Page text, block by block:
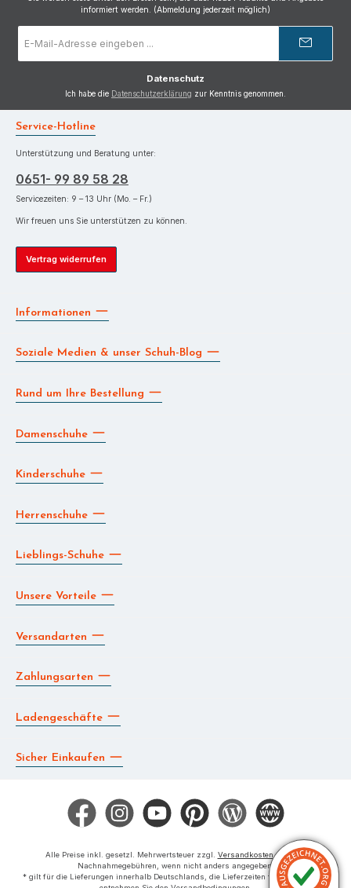
informiert werden. (Abmeldung jederzeit möglich)
Mail-
Datenschutz
Ich habe die Datenschutzerklärung zur Kenntnis genommen.
Service-Hotline
Unterstützung und Beratung unter:
0651- 99 89 58 28
Servicezeiten: 9 – 13 Uhr (Mo. – Fr.)
Wir freuen uns Sie unterstützen zu können.
Vertrag widerrufen
Informationen
Soziale Medien & unser Schuh-Blog
Rund um Ihre Bestellung
Damenschuhe
Kinderschuhe
Herrenschuhe
Lieblings-Schuhe
Unsere Vorteile
Versandarten
Zahlungsarten
Ladengeschäfte
Sicher Einkaufen
Facebook Instagram YouTube Pinterest Blog Die BERG App
Alle Preise inkl. gesetzl. Mehrwertsteuer zzgl. Versandkostenund ggf.
Nachnahmegebühren, wenn nicht anders angegeben.
* gilt für die Lieferungen innerhalb Deutschlands, die Lieferzeiten für das Ausland